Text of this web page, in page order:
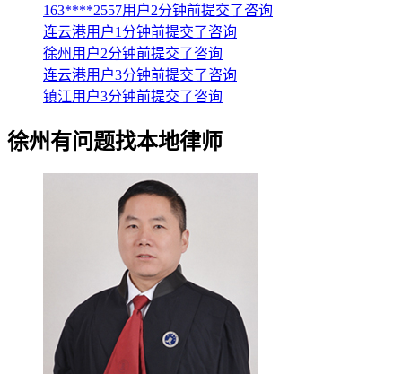
163****2557用户2分钟前提交了咨询
连云港用户1分钟前提交了咨询
徐州用户2分钟前提交了咨询
连云港用户3分钟前提交了咨询
镇江用户3分钟前提交了咨询
徐州有问题找本地律师